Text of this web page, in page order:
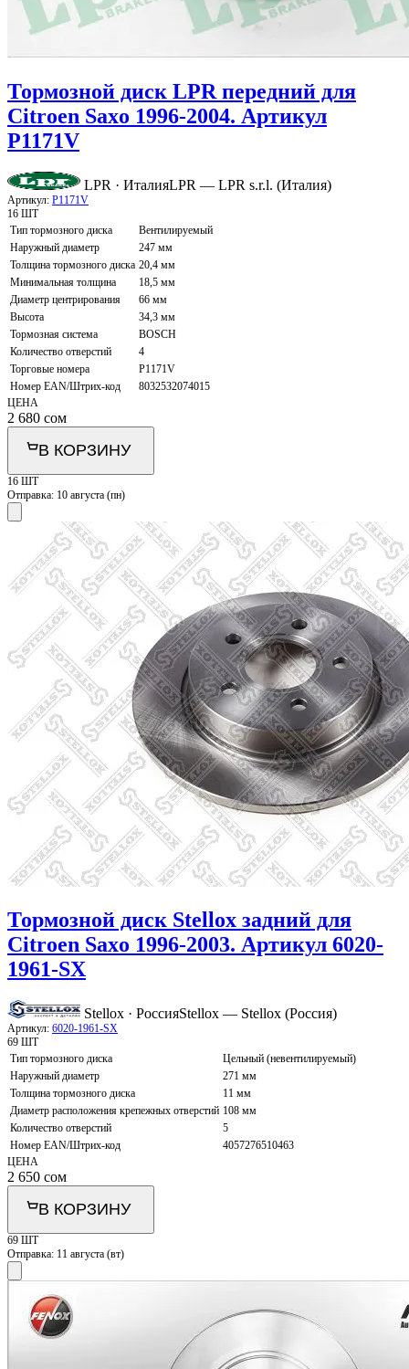
Тормозной диск LPR передний для
Citroen Saxo 1996-2004. Артикул
P1171V
LPR · ИталияLPR — LPR s.r.l. (Италия)
Артикул: P1171V
16 ШТ
Тип тормозного диска
Вентилируемый
Наружный диаметр
247 мм
Толщина тормозного диска 20,4 мм
Минимальная толщина
18,5 мм
Диаметр центрирования
66 мм
Высота
34,3 мм
Тормозная система
BOSCH
Количество отверстий
4
Торговые номера
P1171V
Номер EAN/Штрих-код
8032532074015
ЦЕНА
2 680 сом
В КОРЗИНУ
16 ШТ
Отправка: 10 августа (пн)
Тормозной диск Stellox задний для
Citroen Saxo 1996-2003. Артикул 6020-
1961-SX
Stellox · РоссияStellox — Stellox (Россия)
Артикул: 6020-1961-SX
69 ШТ
Тип тормозного диска
Цельный (невентилируемый)
Наружный диаметр
271 мм
Толщина тормозного диска
11 мм
Диаметр расположения крепежных отверстий 108 мм
Количество отверстий
5
Номер EAN/Штрих-код
4057276510463
ЦЕНА
2 650 сом
В КОРЗИНУ
69 ШТ
Отправка: 11 августа (вт)